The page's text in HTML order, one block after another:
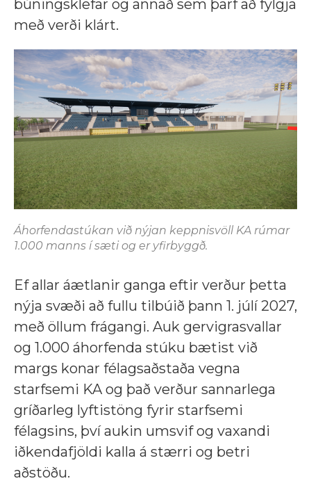
búningsklefar og annað sem þarf að fylgja
með verði klárt.
Áhorfendastúkan við nýjan keppnisvöll KA rúmar
1.000 manns í sæti og er yfirbyggð.
Ef allar áætlanir ganga eftir verður þetta
nýja svæði að fullu tilbúið þann 1. júlí 2027,
með öllum frágangi. Auk gervigrasvallar
og 1.000 áhorfenda stúku bætist við
margs konar félagsaðstaða vegna
starfsemi KA og það verður sannarlega
gríðarleg lyftistöng fyrir starfsemi
félagsins, því aukin umsvif og vaxandi
iðkendafjöldi kalla á stærri og betri
aðstöðu.